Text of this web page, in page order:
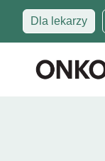
Dla lekarzy